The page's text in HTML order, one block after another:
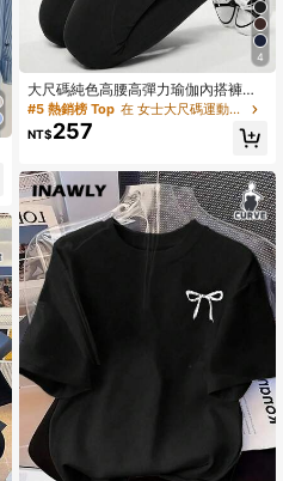
4
大尺碼純色高腰高彈力瑜伽內搭褲，
附口袋，修身跑步皮拉提斯騎行休閒
運動褲
#5 熱銷榜 Top 在 女士大尺碼運動緊身褲和長褲
NT$257